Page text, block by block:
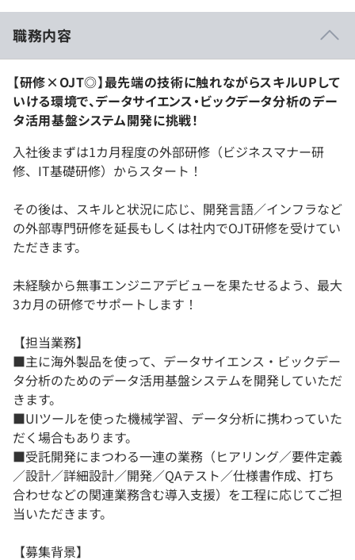
職務内容
【研修×OJT◎】最先端の技術に触れながらスキルUPして
いける環境で、データサイエンス・ビックデータ分析のデー
タ活用基盤システム開発に挑戦！
入社後まずは1カ月程度の外部研修（ビジネスマナー研
修、IT基礎研修）からスタート！
その後は、スキルと状況に応じ、開発言語／インフラなど
の外部専門研修を延長もしくは社内でOJT研修を受けてい
ただきます。
未経験から無事エンジニアデビューを果たせるよう、最大
3カ月の研修でサポートします！
【担当業務】
■主に海外製品を使って、データサイエンス・ビックデー
タ分析のためのデータ活用基盤システムを開発していただ
きます。
■UIツールを使った機械学習、データ分析に携わっていた
だく場合もあります。
■受託開発にまつわる一連の業務（ヒアリング／要件定義
／設計／詳細設計／開発／QAテスト／仕様書作成、打ち
合わせなどの関連業務含む導入支援）を工程に応じてご担
当いただきます。
【募集背景】